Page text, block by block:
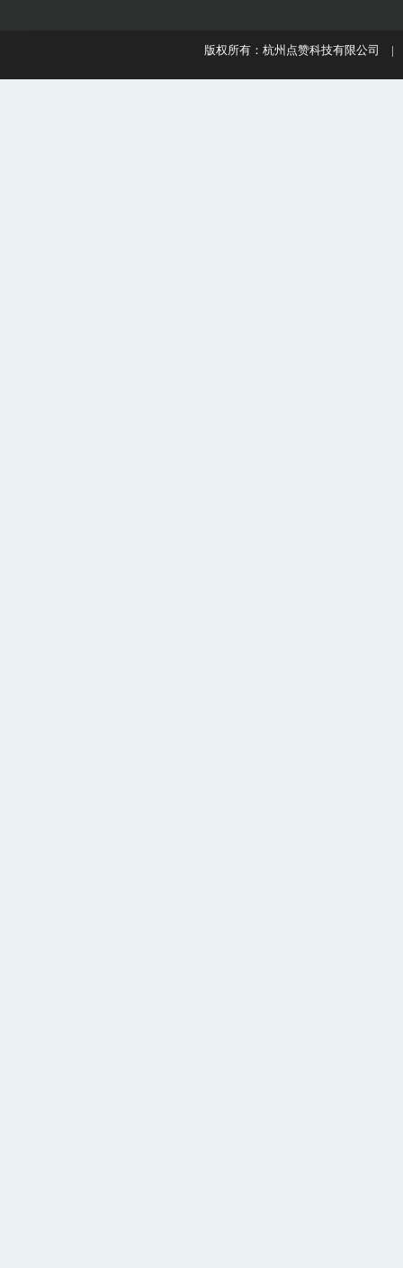
版权所有：杭州点赞科技有限公司